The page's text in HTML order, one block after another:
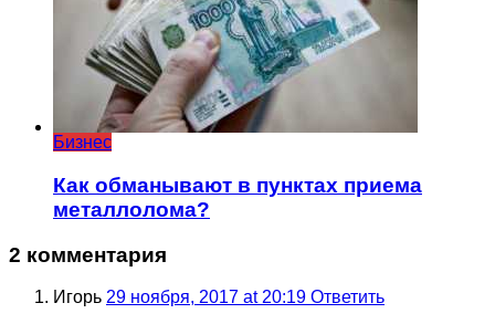
Бизнес
Как обманывают в пунктах приема
металлолома?
2 комментария
Игорь 29 ноября, 2017 at 20:19 Ответить